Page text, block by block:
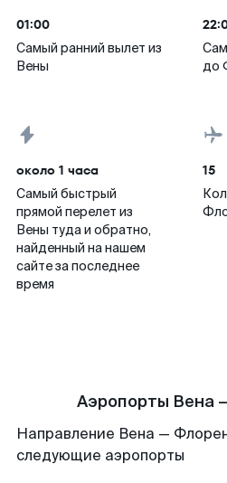
01:00
Самый ранний вылет из
Вены
до
около 1 часа
Самый быстрый
прямой перелет из
Вены туда и обратно,
найденный на нашем
сайте за последнее
время
15
Аэропорты Вена
Направление Вена —
следующие аэропорты